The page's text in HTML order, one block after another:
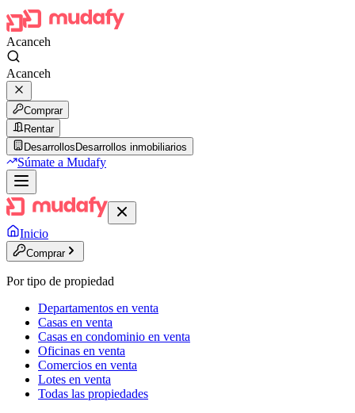
Acanceh
Acanceh
Comprar
Rentar
Desarrollos Desarrollos inmobiliarios
Súmate a Mudafy
Inicio
Comprar
Por tipo de propiedad
Departamentos en venta
Casas en venta
Casas en condominio en venta
Oficinas en venta
Comercios en venta
Lotes en venta
Todas las propiedades